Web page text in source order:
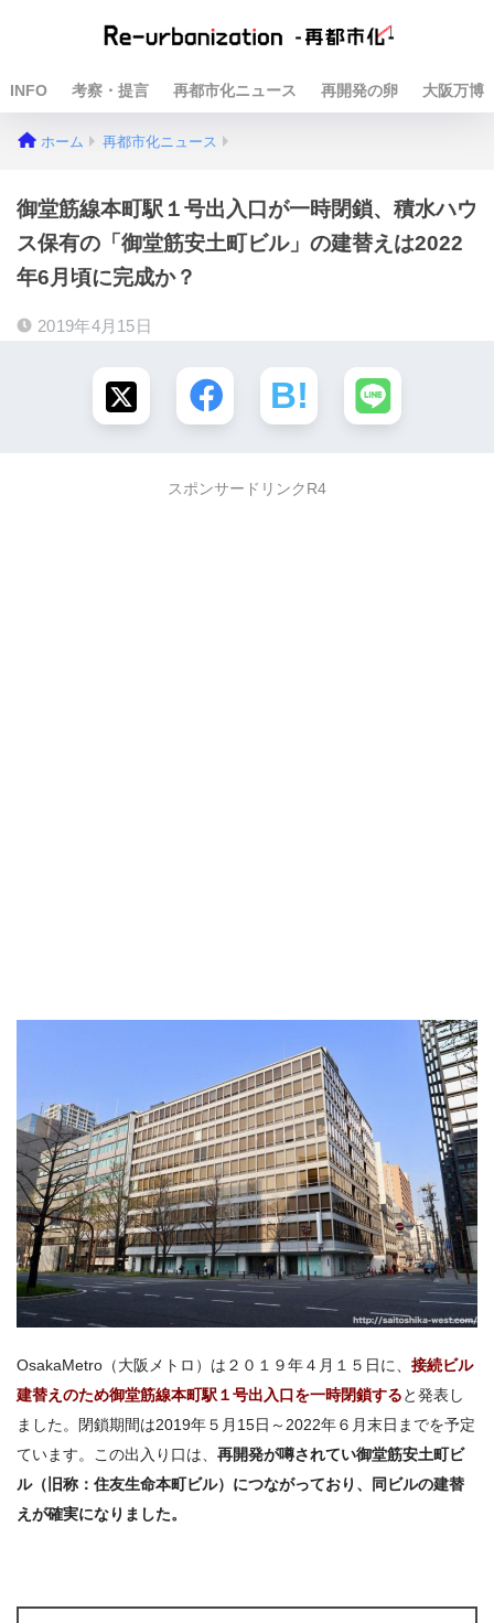
INFO 考察・提言 再都市化ニュース 再開発の卵 大阪万博
ホーム 再都市化ニュース
御堂筋線本町駅１号出入口が一時閉鎖、積水ハウ
ス保有の「御堂筋安土町ビル」の建替えは2022
年6月頃に完成か？
2019年4月15日
スポンサードリンクR4
OsakaMetro（大阪メトロ）は２０１９年４月１５日に、 接続ビル
建替えのため御堂筋線本町駅１号出入口を一時閉鎖すると発表し
ました。
閉鎖期間は2019年５月15日～2022年６月末日までを予定
ています。この出入り口は、 再開発が噂されてい御堂筋安土町ビ
ル（ 旧称：住友生命本町ビル） につながっており、同ビルの建替
えが確実になりました。